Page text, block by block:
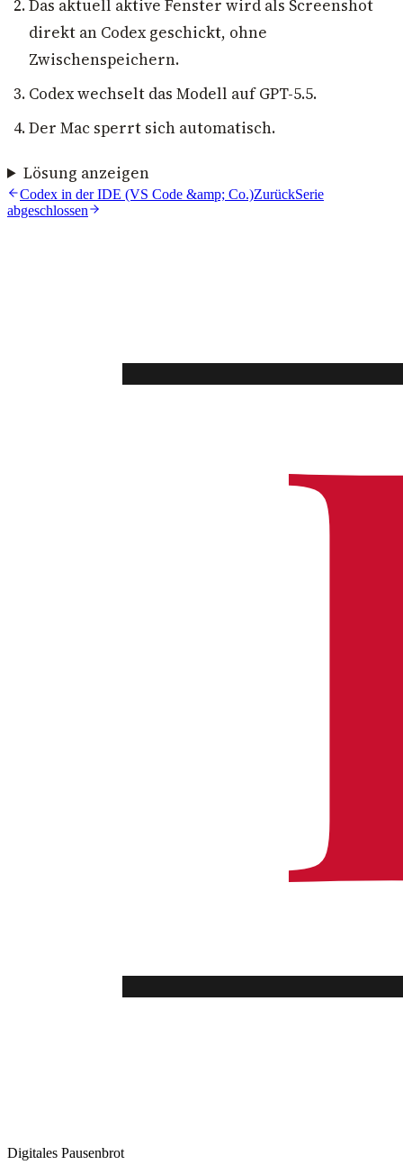
Das aktuell aktive Fenster wird als Screenshot
direkt an Codex geschickt, ohne
Zwischenspeichern.
Codex wechselt das Modell auf GPT-5.5.
Der Mac sperrt sich automatisch.
Lösung anzeigen
Codex in der IDE (VS Code &amp; Co.)ZurückSerie
abgeschlossen
Digitales Pausenbrot